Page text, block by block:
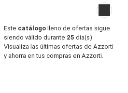
Este catálogo lleno de ofertas sigue
siendo válido durante 25 día(s).
Visualiza las últimas ofertas de Azzorti
y ahorra en tus compras en Azzorti.